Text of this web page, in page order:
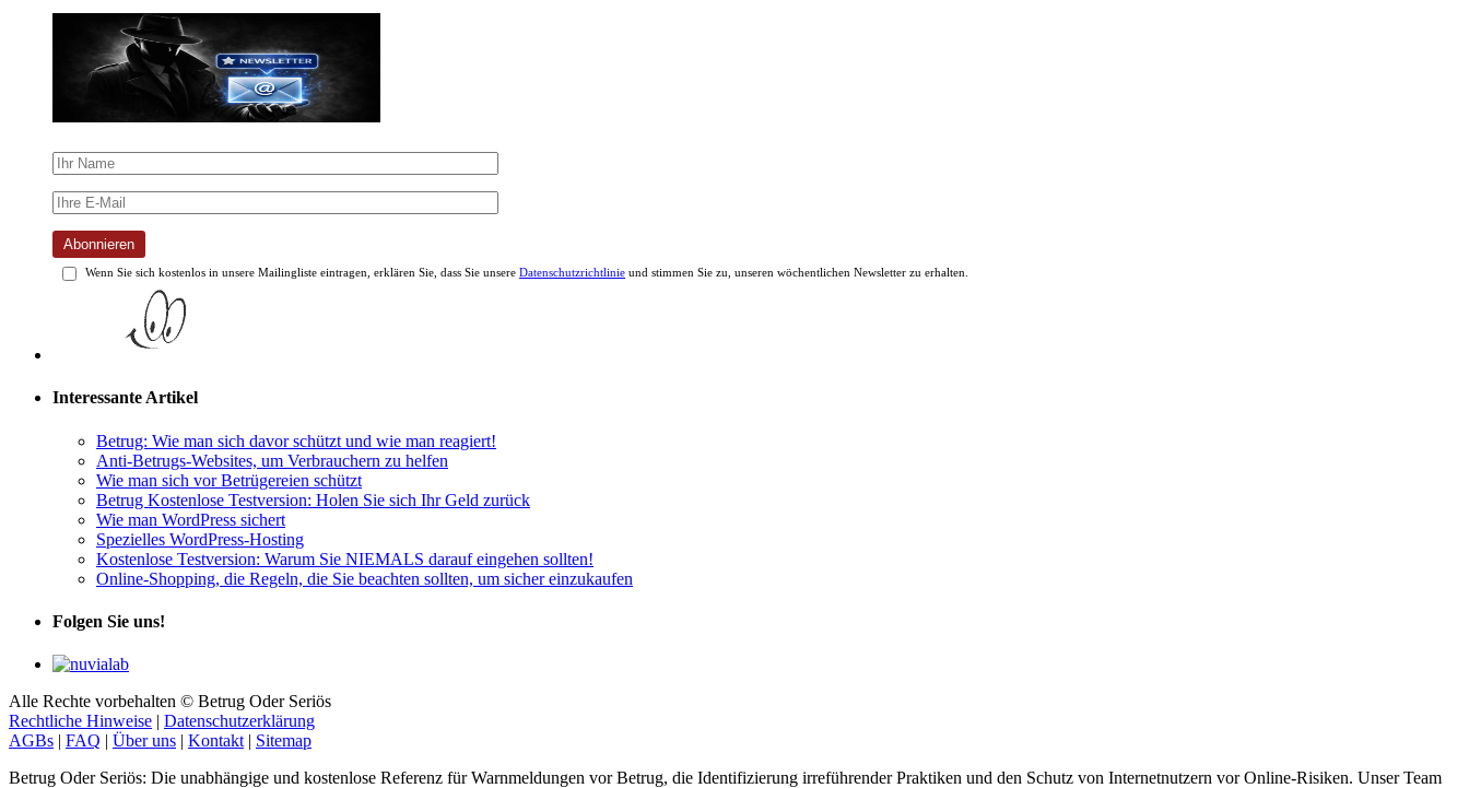
Abonnieren
Wenn Sie sich kostenlos in unsere Mailingliste eintragen, erklären Sie, dass Sie unsere Datenschutzrichtlinie und stimmen Sie zu, unseren wöchentlichen Newsletter zu erhalten.
Interessante Artikel
Betrug: Wie man sich davor schützt und wie man reagiert!
Anti-Betrugs-Websites, um Verbrauchern zu helfen
Wie man sich vor Betrügereien schützt
Betrug Kostenlose Testversion: Holen Sie sich Ihr Geld zurück
Wie man WordPress sichert
Spezielles WordPress-Hosting
Kostenlose Testversion: Warum Sie NIEMALS darauf eingehen sollten!
Online-Shopping, die Regeln, die Sie beachten sollten, um sicher einzukaufen
Folgen Sie uns!
Alle Rechte vorbehalten © Betrug Oder Seriös
Rechtliche Hinweise | Datenschutzerklärung
AGBs | FAQ | Über uns | Kontakt | Sitemap
Betrug Oder Seriös: Die unabhängige und kostenlose Referenz für Warnmeldungen vor Betrug, die Identifizierung irreführender Praktiken und den Schutz von Internetnutzern vor Online-Risiken. Unser Team